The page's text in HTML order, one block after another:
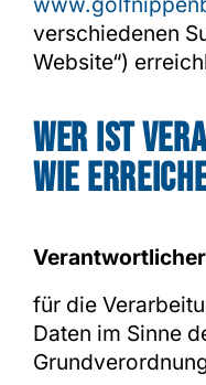
verschiedenen
Website“)
Wer ist
wie
Verantwortlicher
für die
Daten im Sinne